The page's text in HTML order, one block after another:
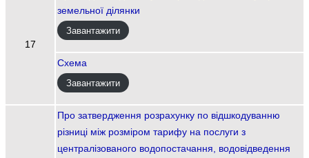
17
земельної ділянки
Завантажити
Схема
Завантажити
Про затвердження розрахунку по відшкодуванню
різниці між розміром тарифу на послуги з
централізованого водопостачання, водовідведення